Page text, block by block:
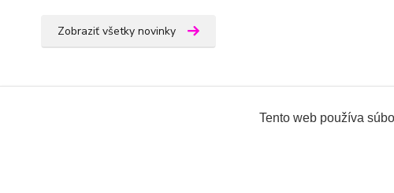
Zobraziť všetky novinky
Tento web používa